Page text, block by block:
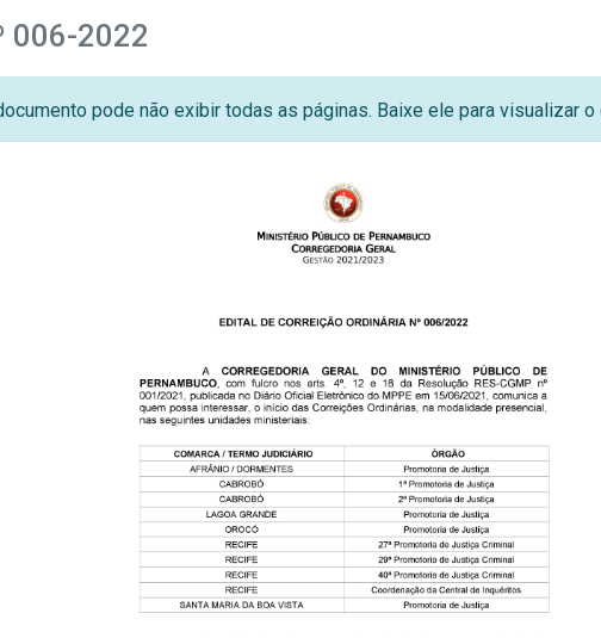
006-2022
pode não exibir todas as páginas. Baixe ele para visualizar